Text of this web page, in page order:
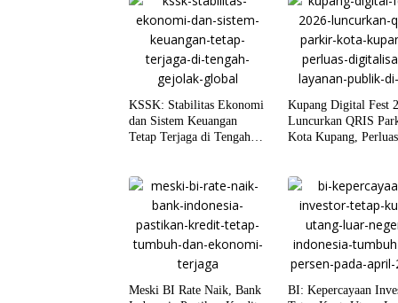
KSSK: Stabilitas Ekonomi
dan Sistem Keuangan
Tetap Terjaga di Tengah
Kupang Digital Fest
Luncurkan QRIS
Kota Kupang, Perluas
Meski BI Rate Naik, Bank
BI: Kepercayaan